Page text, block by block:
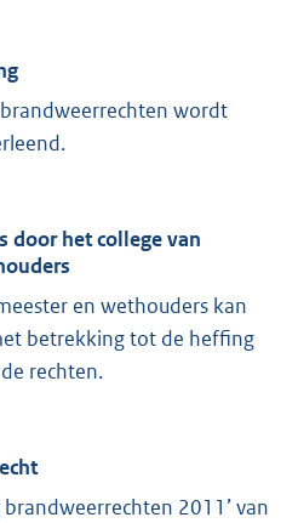
wordt
door het college van
en wethouders kan
betrekking tot de heffing
rechten.
brandweerrechten 2011’ van